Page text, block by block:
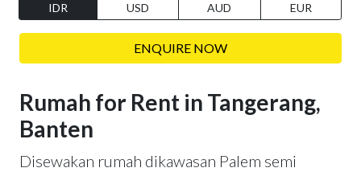
IDR USD AUD EUR
ENQUIRE NOW
Rumah for Rent in Tangerang,
Banten
Disewakan rumah dikawasan Palem semi